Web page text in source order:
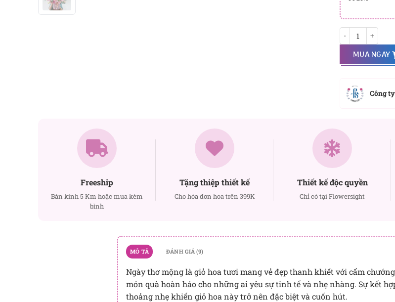
MUA NGAY
Công
Freeship
Bán kính 5 Km hoặc mua kèm
bình
Tặng thiệp thiết kế
Cho hóa đơn hoa trên 399K
Thiết kế độc quyền
Chỉ có tại Flowersight
MÔ TẢ ĐÁNH GIÁ (9)
Ngày thơ mộng là giỏ hoa tươi mang vẻ đẹp thanh khiết với cẩm
món quà hoàn hảo cho những ai yêu sự tinh tế và nhẹ nhàng. Sự kết
thoảng nhẹ khiến giỏ hoa này trở nên đặc biệt và cuốn hút.